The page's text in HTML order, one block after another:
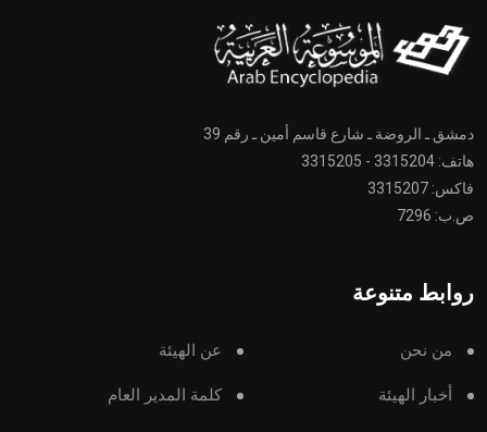
دمشق ـ الروضة ـ شارع قاسم أمين ـ رقم 39
هاتف: 3315204 - 3315205
فاكس: 3315207
ص.ب: 7296
روابط متنوعة
من نحن عن الهيئة
أخبار الهيئة كلمة المدير العام